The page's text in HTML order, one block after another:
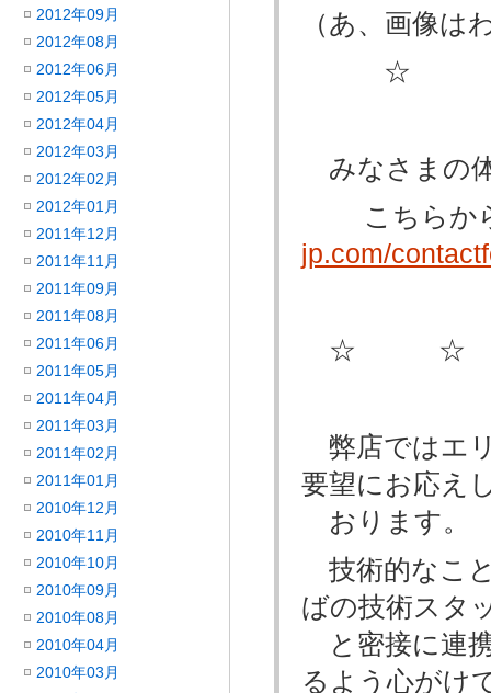
（あ、画像は
☆
みなさまの
こちら
jp.com/
☆
弊店ではエ
要望にお応え
おります。
技術的なこ
ばの技術スタ
と密接に連
るよう心がけ
2012年09月
2012年08月
2012年06月
2012年05月
2012年04月
2012年03月
2012年02月
2012年01月
2011年12月
2011年11月
2011年09月
2011年08月
2011年06月
2011年05月
2011年04月
2011年03月
2011年02月
2011年01月
2010年12月
2010年11月
2010年10月
2010年09月
2010年08月
2010年04月
2010年03月